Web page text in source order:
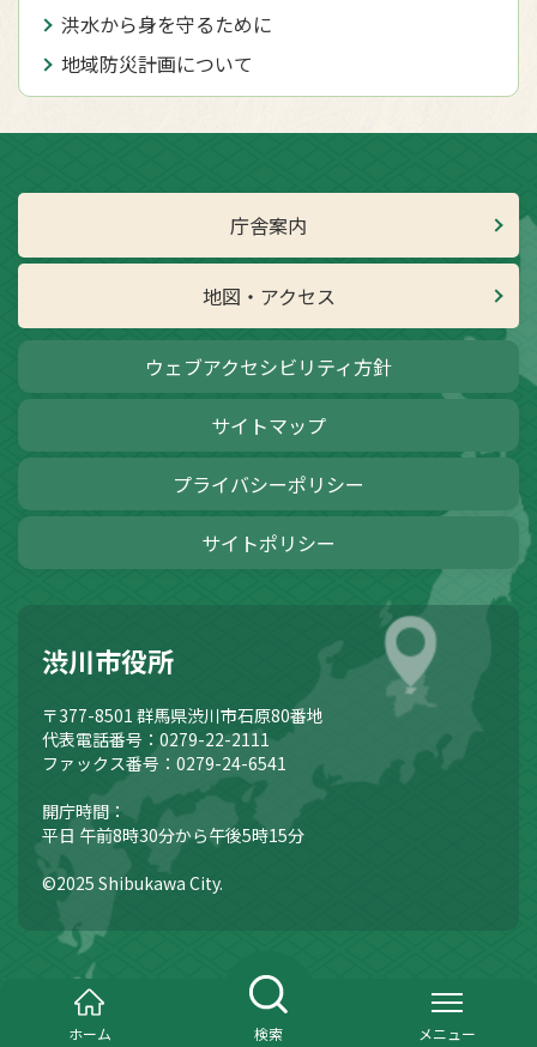
洪水から身を守るために
地域防災計画について
庁舎案内
地図・アクセス
ウェブアクセシビリティ方針
サイトマップ
プライバシーポリシー
サイトポリシー
渋川市役所
〒377-8501 群馬県渋川市石原80番地
代表電話番号：0279-22-2111
ファックス番号：0279-24-6541
開庁時間：
平日 午前8時30分から午後5時15分
©2025 Shibukawa City.
ホーム 検索 メニュー